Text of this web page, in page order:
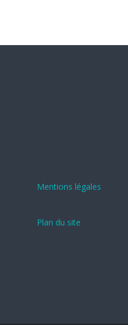
Mentions légales
Plan du site